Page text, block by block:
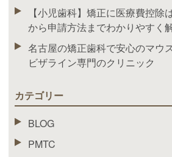
【小児歯科】矯正に医療費控除
から申請方法までわかりやすく
名古屋の矯正歯科で安心のマウ
ビザライン専門のクリニック
カテゴリー
BLOG
PMTC